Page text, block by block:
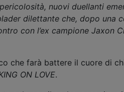
nuovi duellanti
dilettante che, dopo
con l’ex campione Jaxon
che farà battere il cuore di
ON LOVE.